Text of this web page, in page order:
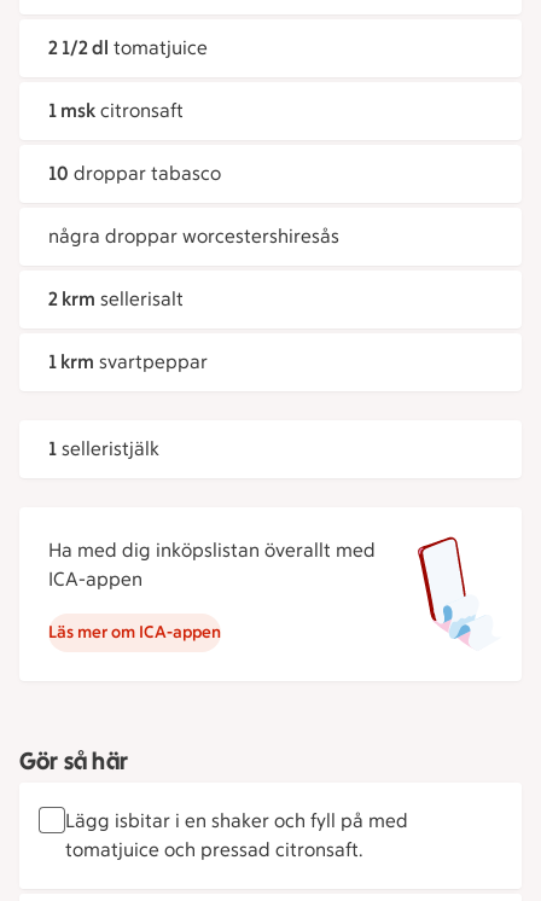
2 1/2 dl tomatjuice
1 msk citronsaft
10 droppar tabasco
några droppar worcestershiresås
2 krm sellerisalt
1 krm svartpeppar
1 selleristjälk
Ha med dig inköpslistan överallt med
ICA-appen
Läs mer om ICA-appen
Gör så här
Lägg isbitar i en shaker och fyll på med
tomatjuice och pressad citronsaft.